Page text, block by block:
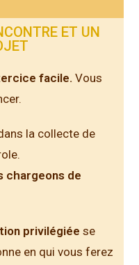
ET UN
facile.Vous
la collecte de
chargeons de
privilégiée se
en qui vous ferez